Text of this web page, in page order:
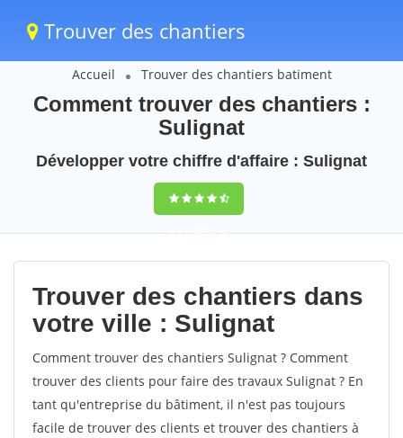
Trouver des chantiers
Accueil Trouver des chantiers batiment
Comment trouver des chantiers :
Sulignat
Développer votre chiffre d'affaire : Sulignat
9,5(100%)38
votes
Trouver des chantiers dans
votre ville : Sulignat
Comment trouver des chantiers Sulignat ? Comment
trouver des clients pour faire des travaux Sulignat ? En
tant qu'entreprise du bâtiment, il n'est pas toujours
facile de trouver des clients et trouver des chantiers à